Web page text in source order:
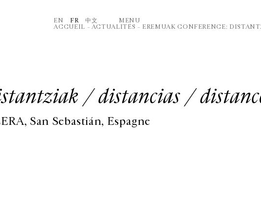
EN FR 中文
MENU
ACCUEIL – ACTUALITÉS – EREMUAK CONFERENCE:
/ distancias /
San Sebastián, Espagne